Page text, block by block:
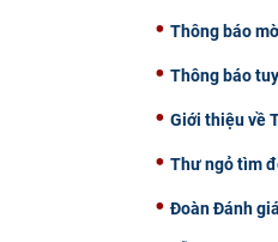
Thông báo
Thông báo
Giới thiệu về
Thư ngỏ tìm
Đoàn Đánh